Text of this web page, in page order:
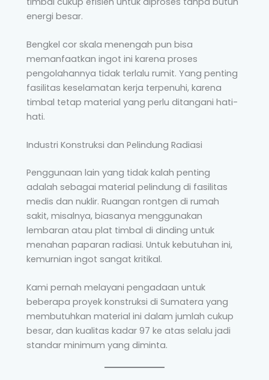
energi besar.
Bengkel cor skala menengah pun bisa
memanfaatkan ingot ini karena proses
pengolahannya tidak terlalu rumit. Yang penting
fasilitas keselamatan kerja terpenuhi, karena
timbal tetap material yang perlu ditangani hati-
hati.
Industri Konstruksi dan Pelindung Radiasi
Penggunaan lain yang tidak kalah penting
adalah sebagai material pelindung di fasilitas
medis dan nuklir. Ruangan rontgen di rumah
sakit, misalnya, biasanya menggunakan
lembaran atau plat timbal di dinding untuk
menahan paparan radiasi. Untuk kebutuhan ini,
kemurnian ingot sangat kritikal.
Kami pernah melayani pengadaan untuk
beberapa proyek konstruksi di Sumatera yang
membutuhkan material ini dalam jumlah cukup
besar, dan kualitas kadar 97 ke atas selalu jadi
standar minimum yang diminta.